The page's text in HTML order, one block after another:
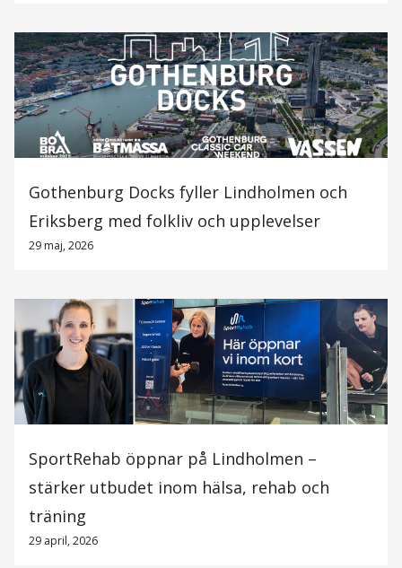
Gothenburg Docks fyller Lindholmen och
Eriksberg med folkliv och upplevelser
29 maj, 2026
SportRehab öppnar på Lindholmen –
stärker utbudet inom hälsa, rehab och
träning
29 april, 2026